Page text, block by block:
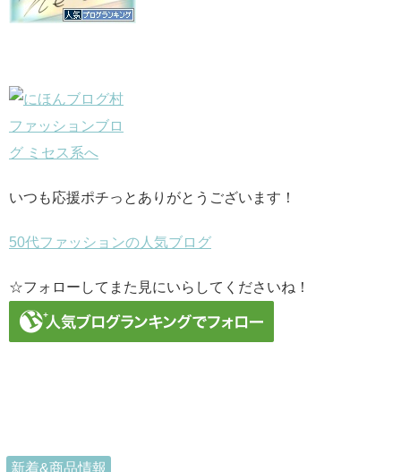
いつも応援ポチっとありがとうございます！
50代ファッションの人気ブログ
☆フォローしてまた見にいらしてくださいね！
新着&商品情報